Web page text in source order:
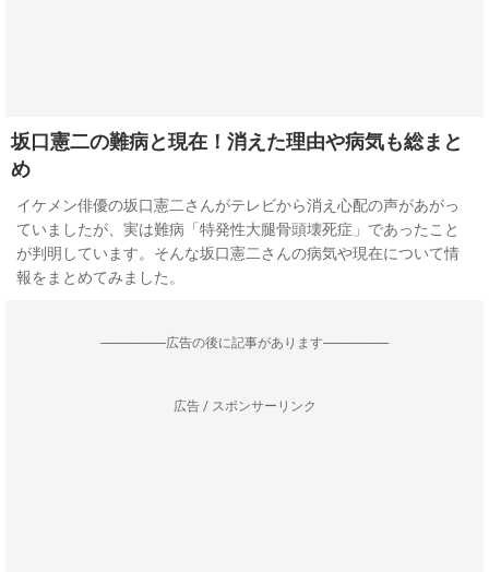
坂口憲二の難病と現在！消えた理由や病気も総まと
め
イケメン俳優の坂口憲二さんがテレビから消え心配の声があがっ
ていましたが、実は難病「特発性大腿骨頭壊死症」であったこと
が判明しています。そんな坂口憲二さんの病気や現在について情
報をまとめてみました。
--------------------広告の後に記事があります--------------------
広告 / スポンサーリンク